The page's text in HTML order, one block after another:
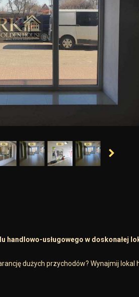
handlowo-usługowego w doskonałej
dużych przychodów? Wynajmij lokal